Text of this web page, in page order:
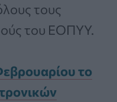
τους
του ΕΟΠΥΥ.
το